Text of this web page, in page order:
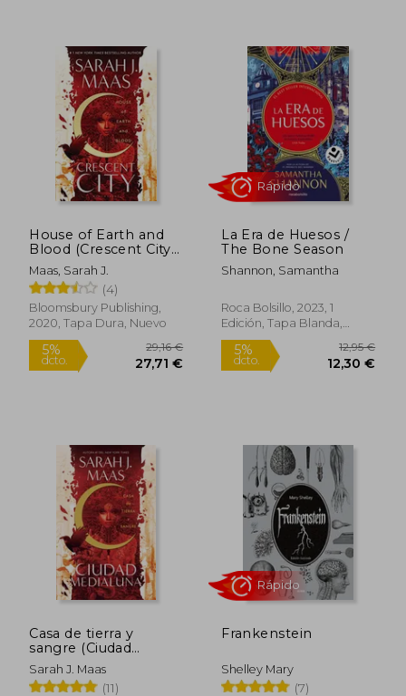
5% 22,46 € 5%
Rápido
House of Earth and
Blood (Crescent City)
(en Inglés)
Maas, Sarah J.
(4)
Bloomsbury Publishing,
2020, Tapa Dura, Nuevo
La Era de Huesos /
The Bone Season
Shannon, Samantha
Roca Bolsillo, 2023, 1
Edición, Tapa Blanda,
Nuevo
Rápido
Casa de tierra y
sangre (Ciudad
Medialuna 1)
Sarah J. Maas
(11)
Frankenstein
Shelley Mary
(7)